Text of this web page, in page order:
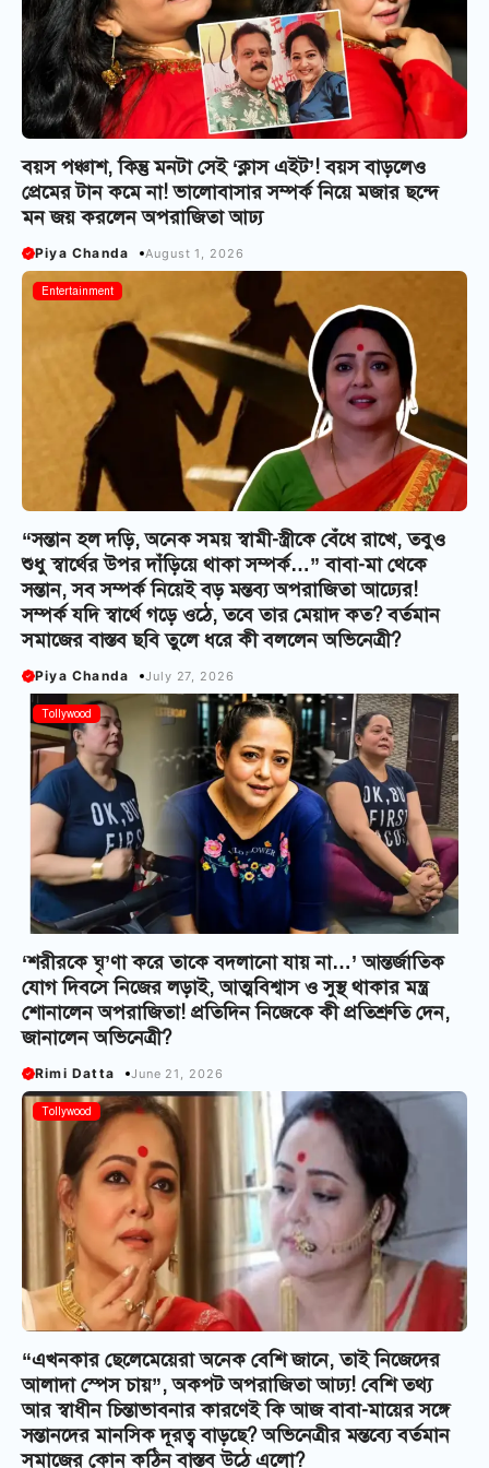
বয়স পঞ্চাশ, কিন্তু মনটা সেই ‘ক্লাস এইট’! বয়স বাড়লেও
প্রেমের টান কমে না! ভালোবাসার সম্পর্ক নিয়ে মজার ছন্দে
মন জয় করলেন অপরাজিতা আঢ্য
Piya Chanda August 1, 2026
Entertainment
“সন্তান হল দড়ি, অনেক সময় স্বামী-স্ত্রীকে বেঁধে রাখে, তবুও
শুধু স্বার্থের উপর দাঁড়িয়ে থাকা সম্পর্ক…” বাবা-মা থেকে
সন্তান, সব সম্পর্ক নিয়েই বড় মন্তব্য অপরাজিতা আঢ্যের!
সম্পর্ক যদি স্বার্থে গড়ে ওঠে, তবে তার মেয়াদ কত? বর্তমান
সমাজের বাস্তব ছবি তুলে ধরে কী বললেন অভিনেত্রী?
Piya Chanda July 27, 2026
Tollywood
‘শরীরকে ঘৃ’ণা করে তাকে বদলানো যায় না…’ আন্তর্জাতিক
যোগ দিবসে নিজের লড়াই, আত্মবিশ্বাস ও সুস্থ থাকার মন্ত্র
শোনালেন অপরাজিতা! প্রতিদিন নিজেকে কী প্রতিশ্রুতি দেন,
জানালেন অভিনেত্রী?
Rimi Datta June 21, 2026
Tollywood
“এখনকার ছেলেমেয়েরা অনেক বেশি জানে, তাই নিজেদের
আলাদা স্পেস চায়”, অকপট অপরাজিতা আঢ্য! বেশি তথ্য
আর স্বাধীন চিন্তাভাবনার কারণেই কি আজ বাবা-মায়ের সঙ্গে
সন্তানদের মানসিক দূরত্ব বাড়ছে? অভিনেত্রীর মন্তব্যে বর্তমান
সমাজের কোন কঠিন বাস্তব উঠে এলো?